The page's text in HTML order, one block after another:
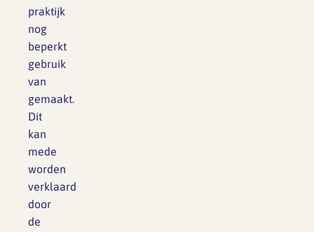
praktijk
nog
beperkt
gebruik
van
gemaakt.
Dit
kan
mede
worden
verklaard
door
de